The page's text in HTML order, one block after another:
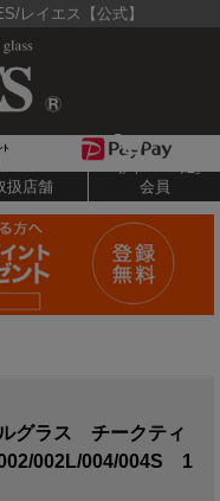
レイエス【公式】
扱店舗 会員
グラス チークティ
002L/004/004S 1